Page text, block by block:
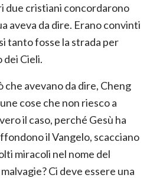
due cristiani concordarono
aveva da dire. Erano convinti
tanto fosse la strada per
dei Cieli.
avevano da dire, Cheng
cose che non riesco a
il caso, perché Gesù ha
il Vangelo, scacciano
miracoli nel nome del
Ci deve essere una